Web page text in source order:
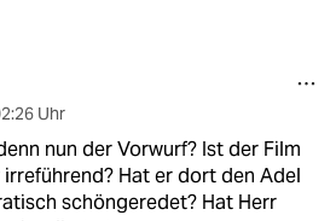
Uhr
nun der Vorwurf? Ist der Film
Hat er dort den Adel
schöngeredet? Hat Herr